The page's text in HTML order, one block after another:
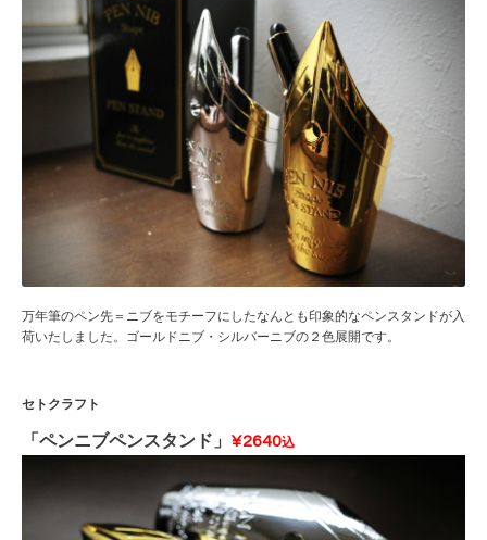
万年筆のペン先＝ニブをモチーフにしたなんとも印象的なペンスタンドが入
荷いたしました。ゴールドニブ・シルバーニブの２色展開です。
セトクラフト
「ペンニブペンスタンド」 ¥2640込